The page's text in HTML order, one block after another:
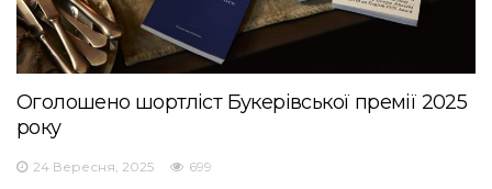
Оголошено шортліст Букерівської премії 2025
року
24 Вересня, 2025 699